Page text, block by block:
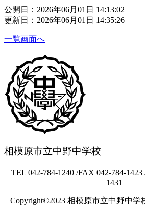
公開日：2026年06月01日 14:13:02
更新日：2026年06月01日 14:35:26
一覧画面へ
相模原市立中野中学校
TEL 042-784-1240 /FAX 042-784-
1431
Copyright©2023 相模原市立中野中学